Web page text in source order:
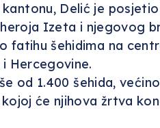
Delić je
Izeta i njegovog
fatihu šehidima na
Hercegovine.
od 1.400 šehida,
će njihova žrtva